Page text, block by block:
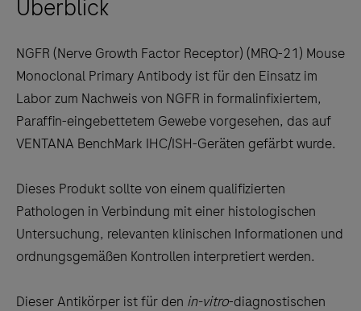
arrow
to
scroll
between
the
tabs
Überblick
NGFR (Nerve Growth Factor Receptor) (MRQ-21) Mouse
Monoclonal Primary Antibody ist für den Einsatz im
Labor zum Nachweis von NGFR in formalinfixiertem,
Paraffin-eingebettetem Gewebe vorgesehen, das auf
VENTANA BenchMark IHC/ISH-Geräten gefärbt wurde.
Dieses Produkt sollte von einem qualifizierten
Pathologen in Verbindung mit einer histologischen
Untersuchung, relevanten klinischen Informationen und
ordnungsgemäßen Kontrollen interpretiert werden.
Dieser Antikörper ist für den in-vitro-diagnostischen